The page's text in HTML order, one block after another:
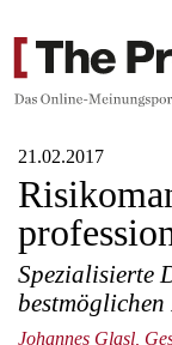
21.02.2017
Spezialisierte
Johannes Glasl,